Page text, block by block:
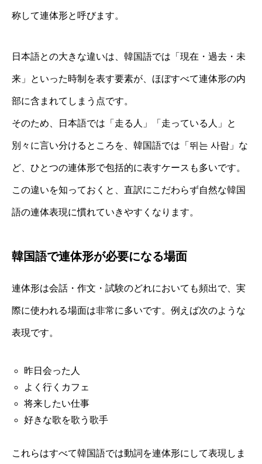
称して連体形と呼びます。
日本語との大きな違いは、韓国語では「現在・過去・未
来」といった時制を表す要素が、ほぼすべて連体形の内
部に含まれてしまう点です。
そのため、日本語では「走る人」「走っている人」と
別々に言い分けるところを、韓国語では「뛰는 사람」な
ど、ひとつの連体形で包括的に表すケースも多いです。
この違いを知っておくと、直訳にこだわらず自然な韓国
語の連体表現に慣れていきやすくなります。
韓国語で連体形が必要になる場面
連体形は会話・作文・試験のどれにおいても頻出で、実
際に使われる場面は非常に多いです。例えば次のような
表現です。
昨日会った人
よく行くカフェ
将来したい仕事
好きな歌を歌う歌手
これらはすべて韓国語では動詞を連体形にして表現しま